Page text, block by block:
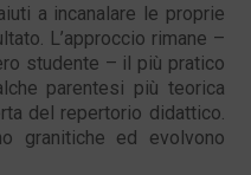
a incanalare le proprie
L’approccio rimane –
studente – il più pratico
parentesi più teorica
del repertorio didattico.
granitiche ed evolvono